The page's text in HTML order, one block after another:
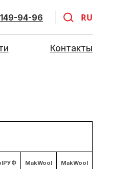
94-96 RU
Контакты
MakWool
MakWool